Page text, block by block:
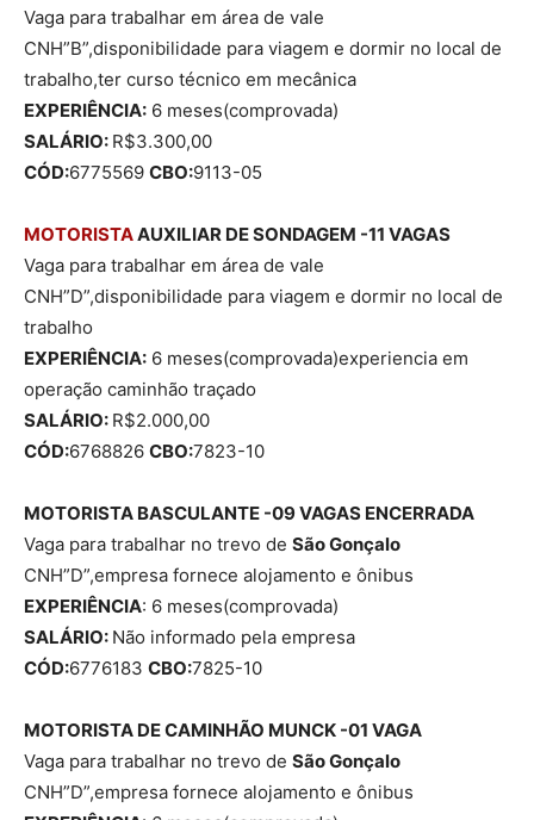
Vaga para trabalhar em área de vale
CNH”B”,disponibilidade para viagem e dormir no local de
trabalho,ter curso técnico em mecânica
EXPERIÊNCIA: 6 meses(comprovada)
SALÁRIO: R$3.300,00
CÓD:6775569 CBO:9113-05
MOTORISTAAUXILIAR DE SONDAGEM -11 VAGAS
Vaga para trabalhar em área de vale
CNH”D”,disponibilidade para viagem e dormir no local de
trabalho
EXPERIÊNCIA: 6 meses(comprovada)experiencia em
operação caminhão traçado
SALÁRIO: R$2.000,00
CÓD:6768826 CBO:7823-10
MOTORISTA BASCULANTE -09 VAGAS ENCERRADA
Vaga para trabalhar no trevo de São Gonçalo
CNH”D”,empresa fornece alojamento e ônibus
EXPERIÊNCIA: 6 meses(comprovada)
SALÁRIO: Não informado pela empresa
CÓD:6776183 CBO:7825-10
MOTORISTA DE CAMINHÃO MUNCK -01 VAGA
Vaga para trabalhar no trevo de São Gonçalo
CNH”D”,empresa fornece alojamento e ônibus